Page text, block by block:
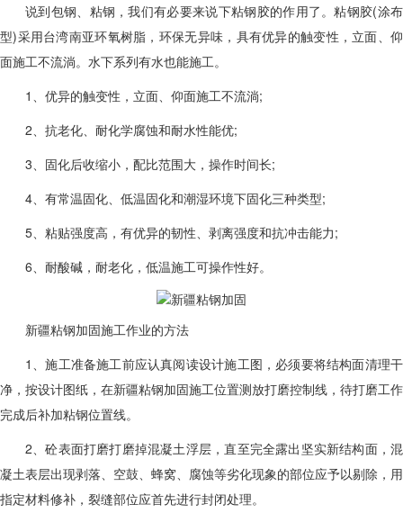
说到包钢、粘钢，我们有必要来说下粘钢胶的作用了。粘钢胶(涂布
型)采用台湾南亚环氧树脂，环保无异味，具有优异的触变性，立面、仰
面施工不流淌。水下系列有水也能施工。
1、优异的触变性，立面、仰面施工不流淌;
2、抗老化、耐化学腐蚀和耐水性能优;
3、固化后收缩小，配比范围大，操作时间长;
4、有常温固化、低温固化和潮湿环境下固化三种类型;
5、粘贴强度高，有优异的韧性、剥离强度和抗冲击能力;
6、耐酸碱，耐老化，低温施工可操作性好。
新疆粘钢加固施工作业的方法
1、施工准备施工前应认真阅读设计施工图，必须要将结构面清理干
净，按设计图纸，在新疆粘钢加固施工位置测放打磨控制线，待打磨工作
完成后补加粘钢位置线。
2、砼表面打磨打磨掉混凝土浮层，直至完全露出坚实新结构面，混
凝土表层出现剥落、空鼓、蜂窝、腐蚀等劣化现象的部位应予以剔除，用
指定材料修补，裂缝部位应首先进行封闭处理。